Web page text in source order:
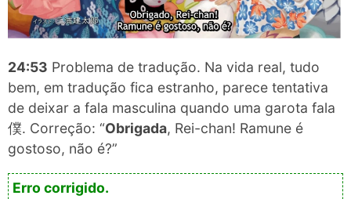
24:53 Problema de tradução. Na vida real, tudo
bem, em tradução fica estranho, parece tentativa
de deixar a fala masculina quando uma garota fala
僕. Correção: “Obrigada, Rei-chan! Ramune é
gostoso, não é?”